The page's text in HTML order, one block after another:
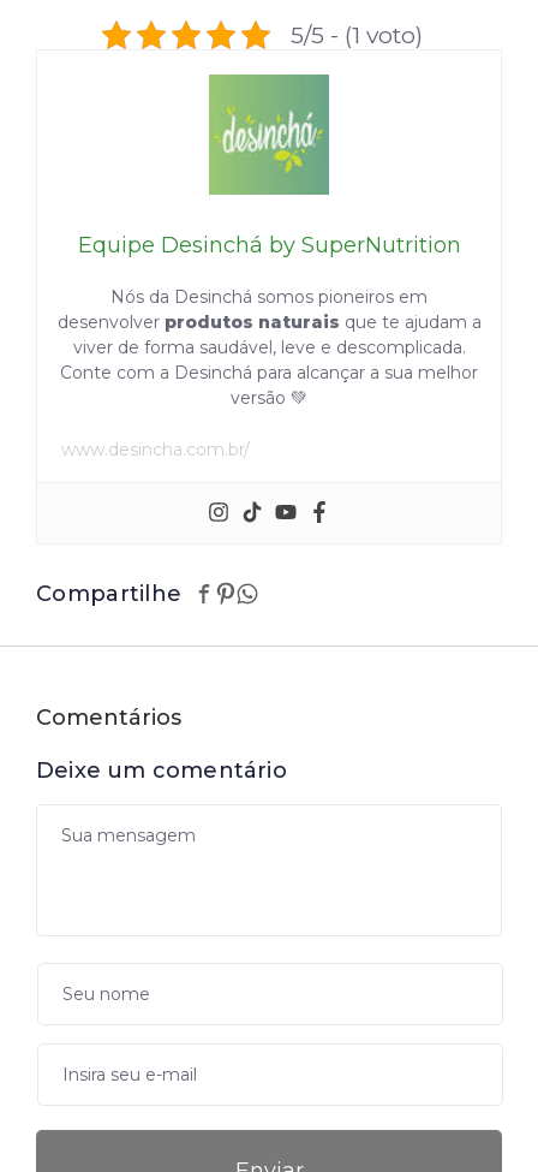
5/5 - (1 voto)
Equipe Desinchá by SuperNutrition
Nós da Desinchá somos pioneiros em
desenvolver produtos naturais que te ajudam a
viver de forma saudável, leve e descomplicada.
Conte com a Desinchá para alcançar a sua melhor
versão 💚
www.desincha.com.br/
Compartilhe
Comentários
Deixe um comentário